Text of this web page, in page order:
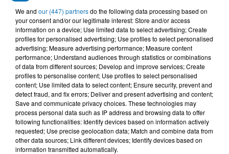
À LA UNE
16 mai 2024
Baya: La Muse Algérienne Qui a Charmé le Monde
31 décembre 2025
Une CAN bien lancée entre cérémonial,
confirmations et démonstrations
We and our (447) partnersdo the following data processing based on
your consent and/or our legitimate interest: Store and/or access
information on a device; Use limited data to select advertising; Create
profiles for personalised advertising; Use profiles to select personalised
advertising; Measure advertising performance; Measure content
performance; Understand audiences through statistics or combinations
of data from different sources; Develop and improve services; Create
profiles to personalise content; Use profiles to select personalised
content; Use limited data to select content; Ensure security, prevent and
detect fraud, and fix errors; Deliver and present advertising and content;
Save and communicate privacy choices. These technologies may
process personal data such as IP address and browsing data to offer
following functionalities: Identify devices based on information actively
requested; Use precise geolocation data; Match and combine data from
other data sources; Link different devices; Identify devices based on
information transmitted automatically.